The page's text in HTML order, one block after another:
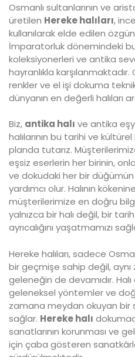
Osmanlı sultanlarının ve
üretilen Hereke halıları,
kullanılarak elde edilen
İmparatorluk dönemindeki
koleksiyonerleri ve antika
hayranlıkla
renkler ve el işi dokuma
dünyanın en değerli halıları
Biz, antika halı ve antika
halılarının bu tarihi ve
planda tutarız.
eşsiz eserlerin her birinin,
ve dokudaki her bir düğümün
yardımcı olur. Halının
müşterilerimize en doğru
yalnızca bir halı değil, bir
ayrıcalığını yaşatmamızı
Hereke halıları, sadece
bir geçmişe sahip değil,
geleneğin de devamıdır. Halı
geleneksel yöntemler ve
zamana meydan okuyan bir
sağlar. Hereke halı
sanatlarının korunması ve
için çaba gösteren